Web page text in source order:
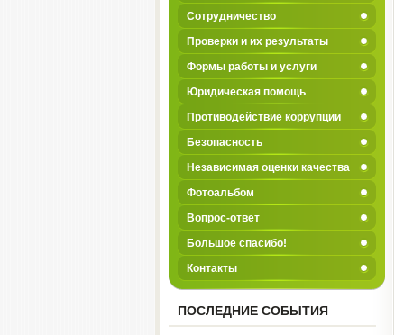
Сотрудничество
Проверки и их результаты
Формы работы и услуги
Юридическая помощь
Противодействие коррупции
Безопасность
Независимая оценки качества
Фотоальбом
Вопрос-ответ
Большое спасибо!
Контакты
ПОСЛЕДНИЕ СОБЫТИЯ